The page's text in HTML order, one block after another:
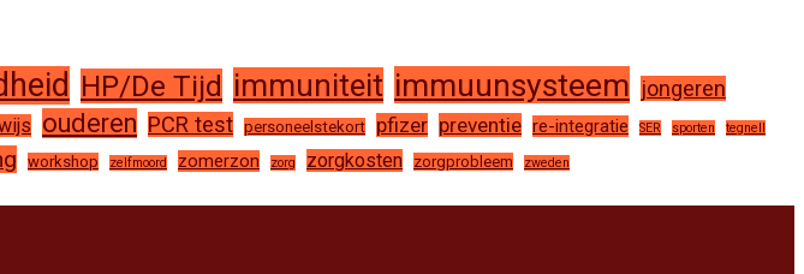
HP/De Tijd immuniteit immuunsysteem jongeren
ouderen PCR test personeelstekort pfizer preventie re-integratie SER sporten tegnell
workshop zelfmoord zomerzon zorg zorgkosten zorgprobleem zweden